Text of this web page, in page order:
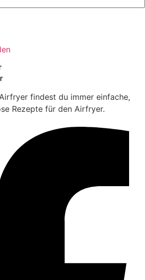
findest du immer einfache,
Rezepte für den Airfryer.